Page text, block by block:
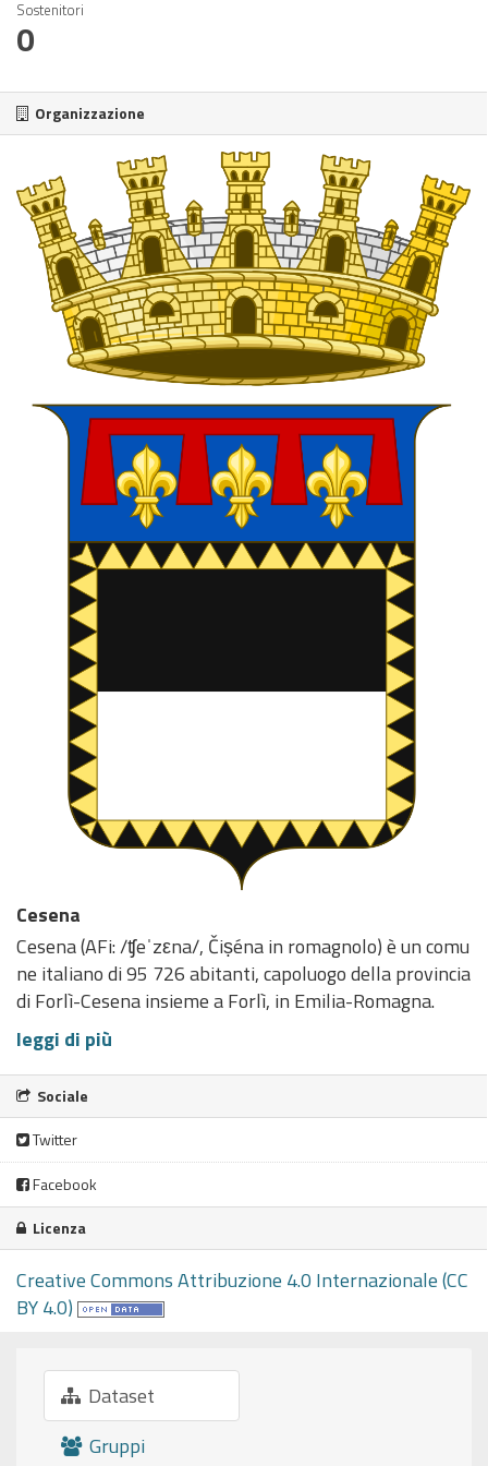
Sostenitori
0
Organizzazione
Cesena
Cesena (AFi: /ʧeˈzεna/, Čiṣéna in romagnolo) è un comu
ne italiano di 95 726 abitanti, capoluogo della provincia
di Forlì-Cesena insieme a Forlì, in Emilia-Romagna.
leggi di più
Sociale
Twitter
Facebook
Licenza
Creative Commons Attribuzione 4.0 Internazionale (CC
BY 4.0)
Dataset
Gruppi